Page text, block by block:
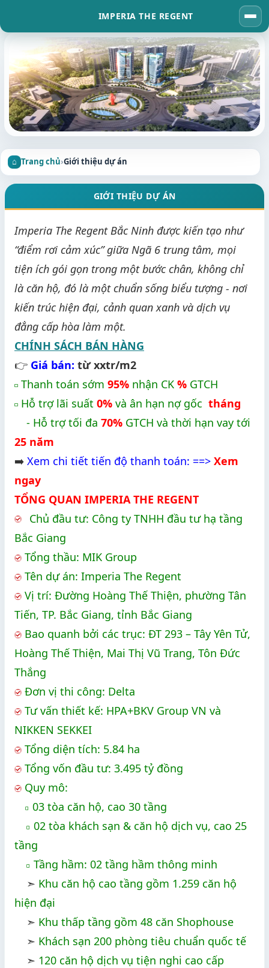
IMPERIA THE REGENT
Trang chủ›Giới thiệu dự án
GIỚI THIỆU DỰ ÁN
Imperia The Regent Bắc Ninh được kiến tạo như
“điểm rơi cảm xúc” giữa Ngã 6 trung tâm, mọi
tiện ích gói gọn trong một bước chân, không chỉ
là căn hộ, đó là một chuẩn sống biểu tượng - nơi
kiến trúc hiện đại, cảnh quan xanh và dịch vụ
đẳng cấp hòa làm một.
CHÍNH SÁCH BÁN HÀNG
👉 Giá bán: từ xxtr/m2
◽ Thanh toán sớm 95% nhận CK % GTCH
◽ Hỗ trợ lãi suất 0% và ân hạn nợ gốc tháng
- Hỗ trợ tối đa 70% GTCH và thời hạn vay tới
25 năm
➡️ Xem chi tiết tiến độ thanh toán: ==> Xem
ngay
TỔNG QUAN IMPERIA THE REGENT
Chủ đầu tư: Công ty TNHH đầu tư hạ tầng
Bắc Giang
Tổng thầu: MIK Group
Tên dự án: Imperia The Regent
Vị trí: Đường Hoàng Thế Thiện, phường Tân
Tiến, TP. Bắc Giang, tỉnh Bắc Giang
Bao quanh bởi các trục: ĐT 293 – Tây Yên Tử,
Hoàng Thế Thiện, Mai Thị Vũ Trang, Tôn Đức
Thắng
Đơn vị thi công: Delta
Tư vấn thiết kế: HPA+BKV Group VN và
NIKKEN SEKKEI
Tổng diện tích: 5.84 ha
Tổng vốn đầu tư: 3.495 tỷ đồng
Quy mô:
◽ 03 tòa căn hộ, cao 30 tầng
◽ 02 tòa khách sạn & căn hộ dịch vụ, cao 25
tầng
◽ Tầng hầm: 02 tầng hầm thông minh
➣ Khu căn hộ cao tầng gồm 1.259 căn hộ
hiện đại
➣ Khu thấp tầng gồm 48 căn Shophouse
➣ Khách sạn 200 phòng tiêu chuẩn quốc tế
➣ 120 căn hộ dịch vụ tiện nghi cao cấp